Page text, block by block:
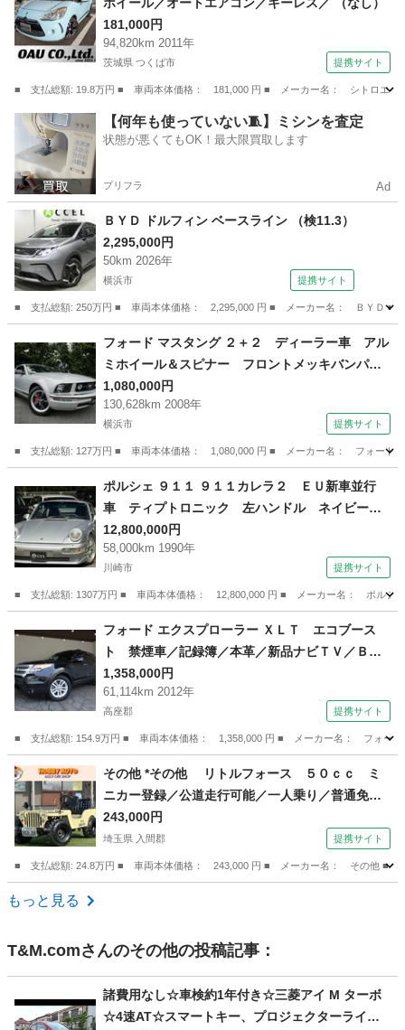
181,000円
94,820km 2011年
茨城県 つくば市 提携サイト
■ 支払総額: 19.8万円 ■ 車両本体価格： 181,000 円 ■ メーカー名： シトロエ
茨城 つくば市 その他
【何年も使っていない🧵】ミシンを査定
状態が悪くてもOK！最大限買取します
プリフラ Ad
ＢＹＤ ドルフィン ベースライン （検11.3）
2,295,000円
50km 2026年
横浜市 提携サイト
■ 支払総額: 250万円 ■ 車両本体価格： 2,295,000 円 ■ メーカー名： ＢＹＤ
その他
フォード マスタング ２＋２ ディーラー車 アル
ミホイール＆スピナー フロントメッキバンパ
ー リアメッキバンパー リアスポイラー テー
ルレンズ レザーシート パワーシート テレ
ビ ナビゲーション ＥＴＣ （車検整備付）
1,080,000円
130,628km 2008年
横浜市 提携サイト
■ 支払総額: 127万円 ■ 車両本体価格： 1,080,000 円 ■ メーカー名： フォー
ポルシェ ９１１ ９１１カレラ２ ＥＵ新車並行
車 ティプトロニック 左ハンドル ネイビーレ
ザー ＢＢＳ１８ＡＷ ローダウン サンルー
フ 可変Ｒウイング ＯＰパワーシート ＯＰリ
アワイパー 社外Ｆ／Ｓスポイラー キセノン
ＲＵＦレンズ （なし）
12,800,000円
58,000km 1990年
川崎市 提携サイト
■ 支払総額: 1307万円 ■ 車両本体価格： 12,800,000 円 ■ メーカー名： ポル
その他
フォード エクスプローラー ＸＬＴ エコブース
ト 禁煙車／記録簿／本革／新品ナビＴＶ／Ｂｌ
ｕｅｔｏｏｔｈ／フロント＆バックカメラ／前後
ドラレコ／ＨＩＤ／ＥＴＣ／キーレス／クルーズ
コントロール／シートヒーター／パワーシート／
オートライト／ルーフレール／ （車検整備付）
1,358,000円
61,114km 2012年
高座郡 提携サイト
■ 支払総額: 154.9万円 ■ 車両本体価格： 1,358,000 円 ■ メーカー名： フォー
神奈川 高座郡 その他
その他 *その他 リトルフォース ５０ｃｃ ミ
ニカー登録／公道走行可能／一人乗り／普通免許
運転ＯＫ／ （なし）
243,000円
埼玉県 入間郡 提携サイト
■ 支払総額: 24.8万円 ■ 車両本体価格： 243,000 円 ■ メーカー名： その他 ■
埼玉 入間郡
もっと見る
T&M.comさんのその他の投稿記事：
諸費用なし☆車検約1年付き☆三菱アイ M ターボ
☆4速AT☆スマートキー、プロジェクターライ